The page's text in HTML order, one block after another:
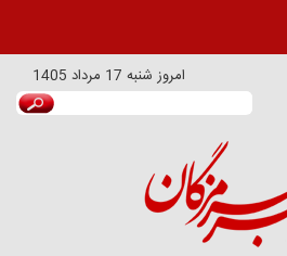
امروز شنبه 17 مرداد 1405